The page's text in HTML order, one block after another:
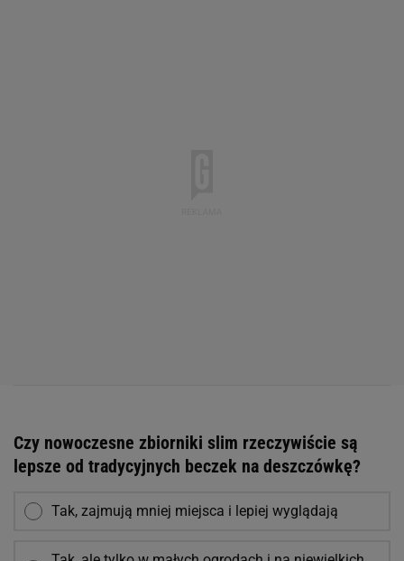
Czy nowoczesne zbiorniki slim rzeczywiście są
lepsze od tradycyjnych beczek na deszczówkę?
Tak, zajmują mniej miejsca i lepiej wyglądają